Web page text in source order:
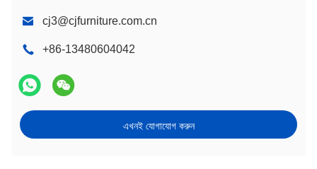
cj3@cjfurniture.com.cn
+86-13480604042
এখনই যোগাযোগ করুন